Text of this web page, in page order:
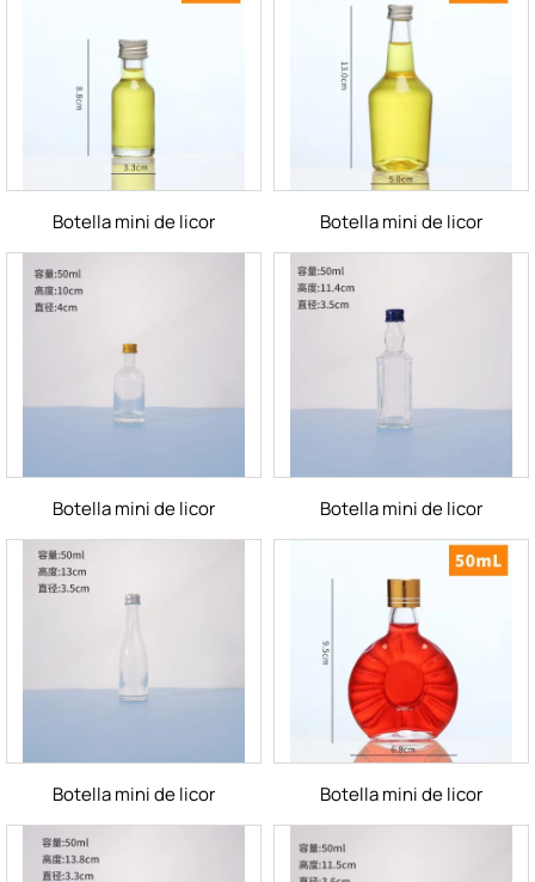
Botella mini de licor Botella mini de licor
Botella mini de licor Botella mini de licor
Botella mini de licor Botella mini de licor